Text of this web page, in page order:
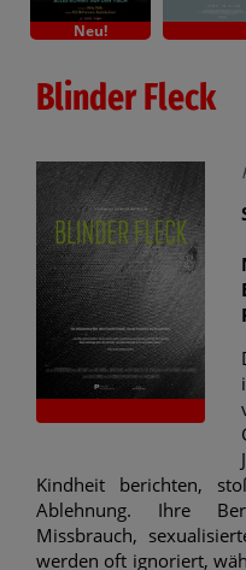
Neu!
Blinder Fleck
Kindheit berichten,
Ablehnung. Ihre
Missbrauch,
werden oft ignoriert,